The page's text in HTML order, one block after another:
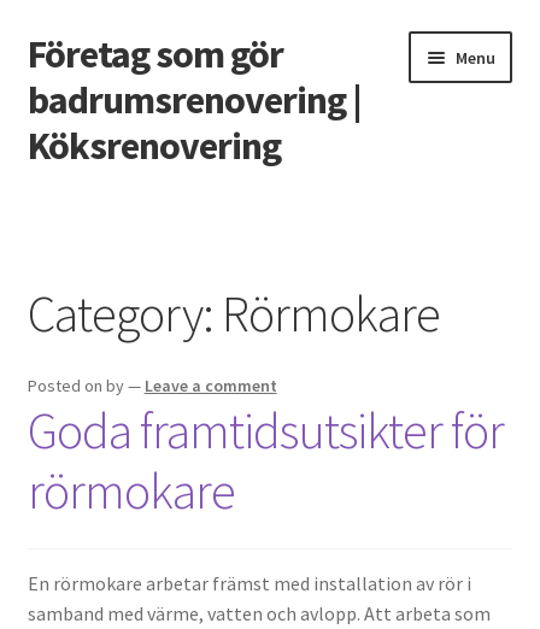
Skip
to
navigation
Skip
to
content
Företag som gör
badrumsrenovering |
Köksrenovering
Menu
Grunden till ett badrum som håller
Renovera köket 2020
Smarta funktioner till det nya köket
Category: Rörmokare
Posted on by— Leave a comment
Goda framtidsutsikter för
rörmokare
En rörmokare arbetar främst med installation av rör i
samband med värme, vatten och avlopp. Att arbeta som